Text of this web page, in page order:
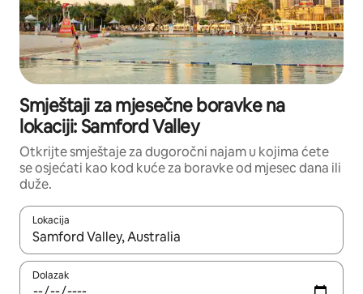
Smještaji za mjesečne boravke na
lokaciji: Samford Valley
Otkrijte smještaje za dugoročni najam u kojima ćete
se osjećati kao kod kuće za boravke od mjesec dana ili
duže.
Lokacija
Kad rezultati budu dostupni, krećite se gore i dolje pomoću
Dolazak